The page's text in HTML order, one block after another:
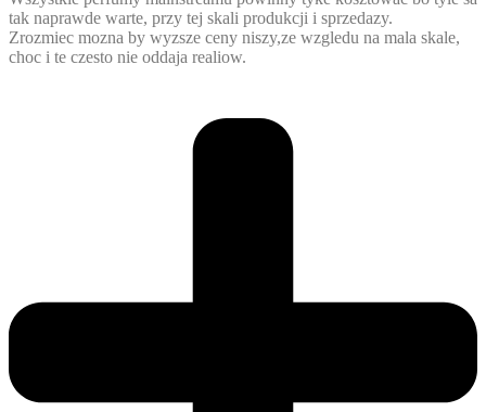
tak naprawde warte, przy tej skali produkcji i sprzedazy.
Zrozmiec mozna by wyzsze ceny niszy,ze wzgledu na mala skale,
choc i te czesto nie oddaja realiow.